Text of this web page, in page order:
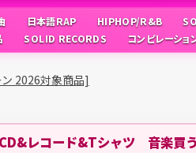
日本語RAP HIPHOP/R&B
SOLID RECORDS コンピレーショ
ン 2026対象商品]
CD&レコード&Tシャツ 音楽買